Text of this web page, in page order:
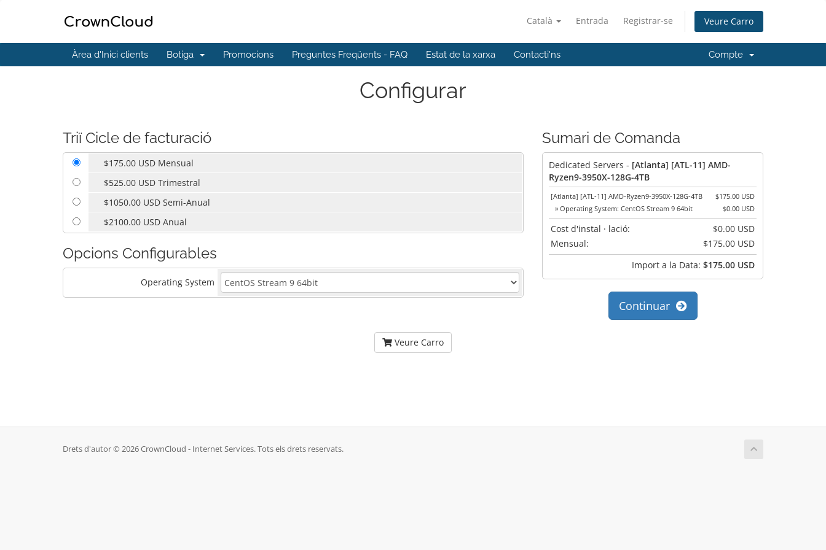
Català Entrada Registrar-se Veure Carro
Àrea d'Inici clients Botiga Promocions Preguntes Freqüents - FAQ Estat de la xarxa Contacti'ns Compte
Configurar
Triï Cicle de facturació
$175.00 USD Mensual
$525.00 USD Trimestral
$1050.00 USD Semi-Anual
$2100.00 USD Anual
Opcions Configurables
Operating System
Sumari de Comanda
Dedicated Servers - [Atlanta] [ATL-11] AMD-
Ryzen9-3950X-128G-4TB
[Atlanta] [ATL-11] AMD-Ryzen9-3950X-128G-4TB
$175.00 USD
» Operating System: CentOS Stream 9 64bit
$0.00 USD
Cost d'instal · lació:
$0.00 USD
Mensual:
$175.00 USD
Import a la Data: $175.00 USD
Continuar
Veure Carro
Drets d'autor © 2026 CrownCloud - Internet Services. Tots els drets reservats.